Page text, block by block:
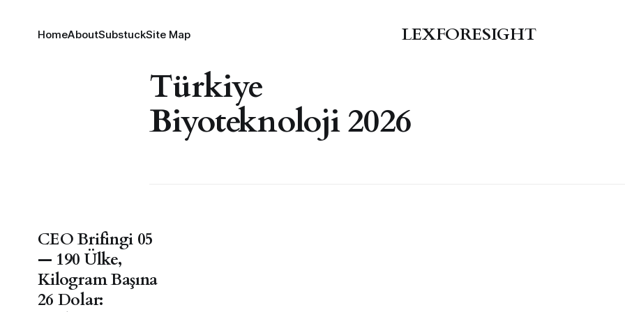
LEXFORESIGHT
HomeAboutSubstuckSite Map
Türkiye
Biyoteknoloji 2026
CEO Brifingi 05
— 190 Ülke,
Kilogram Başına
26 Dolar: